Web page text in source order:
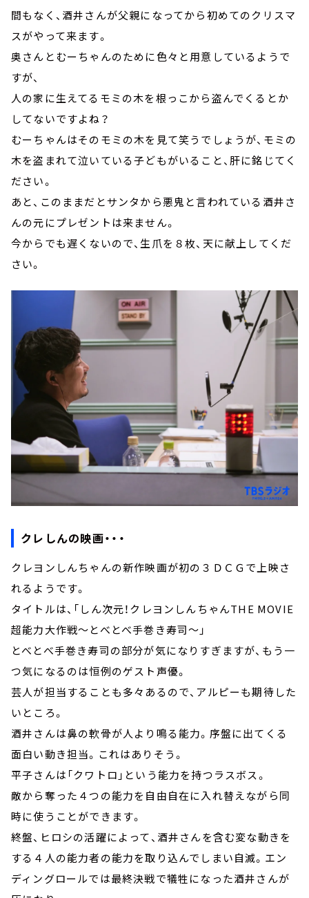
間もなく、酒井さんが父親になってから初めてのクリスマ
スがやって来ます。
奥さんとむーちゃんのために色々と用意しているようで
すが、
人の家に生えてるモミの木を根っこから盗んでくるとか
してないですよね？
むーちゃんはそのモミの木を見て笑うでしょうが、モミの
木を盗まれて泣いている子どもがいること、肝に銘じてく
ださい。
あと、このままだとサンタから悪鬼と言われている酒井さ
んの元にプレゼントは来ません。
今からでも遅くないので、生爪を８枚、天に献上してくだ
さい。
クレしんの映画・・・
クレヨンしんちゃんの新作映画が初の３ＤＣＧで上映さ
れるようです。
タイトルは、「しん次元！クレヨンしんちゃんTHE MOVIE
超能力大作戦～とべとべ手巻き寿司～」
とべとべ手巻き寿司の部分が気になりすぎますが、もう一
つ気になるのは恒例のゲスト声優。
芸人が担当することも多々あるので、アルピーも期待した
いところ。
酒井さんは鼻の軟骨が人より鳴る能力。序盤に出てくる
面白い動き担当。これはありそう。
平子さんは「クワトロ」という能力を持つラスボス。
敵から奪った４つの能力を自由自在に入れ替えながら同
時に使うことができます。
終盤、ヒロシの活躍によって、酒井さんを含む変な動きを
する４人の能力者の能力を取り込んでしまい自滅。エン
ディングロールでは最終決戦で犠牲になった酒井さんが